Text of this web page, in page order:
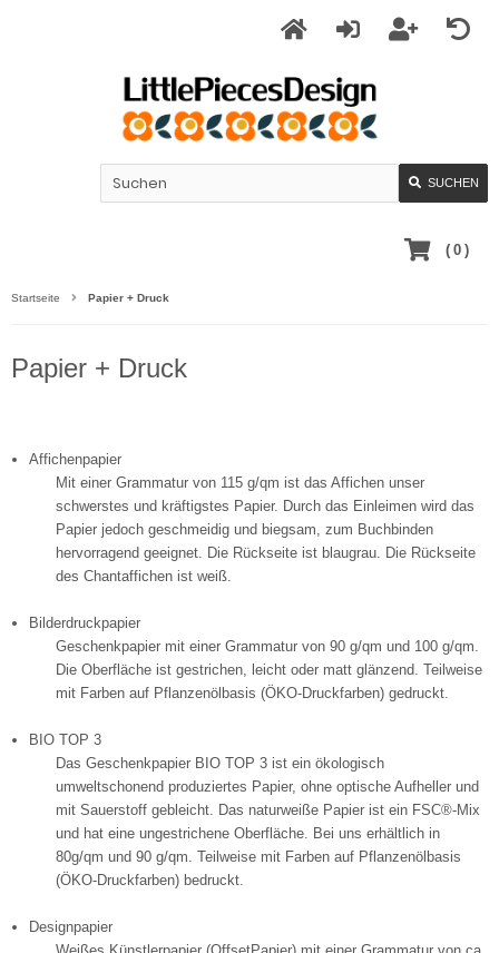
SUCHEN
( 0 )
Startseite Papier + Druck
Papier + Druck
Affichenpapier
Mit einer Grammatur von 115 g/qm ist das Affichen unser
schwerstes und kräftigstes Papier. Durch das Einleimen wird das
Papier jedoch geschmeidig und biegsam, zum Buchbinden
hervorragend geeignet. Die Rückseite ist blaugrau. Die Rückseite
des Chantaffichen ist weiß.
Bilderdruckpapier
Geschenkpapier mit einer Grammatur von 90 g/qm und 100 g/qm.
Die Oberfläche ist gestrichen, leicht oder matt glänzend. Teilweise
mit Farben auf Pflanzenölbasis (ÖKO-Druckfarben) gedruckt.
BIO TOP 3
Das Geschenkpapier BIO TOP 3 ist ein ökologisch
umweltschonend produziertes Papier, ohne optische Aufheller und
mit Sauerstoff gebleicht. Das naturweiße Papier ist ein FSC®-Mix
und hat eine ungestrichene Oberfläche. Bei uns erhältlich in
80g/qm und 90 g/qm. Teilweise mit Farben auf Pflanzenölbasis
(ÖKO-Druckfarben) bedruckt.
Designpapier